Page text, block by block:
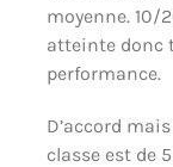
moyenne. 10/
atteinte donc
performance.
D’accord
classe est de